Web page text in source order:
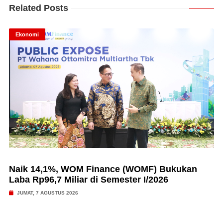
Related Posts
Ekonomi
Naik 14,1%, WOM Finance (WOMF) Bukukan
Laba Rp96,7 Miliar di Semester I/2026
JUMAT, 7 AGUSTUS 2026